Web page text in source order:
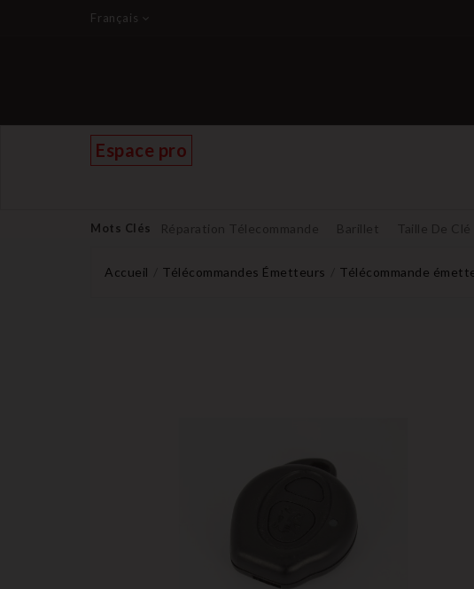
Français
Espace pro
Mots Clés Réparation Télecommande Barillet Taille De Clé
Accueil Télécommandes Émetteurs Télécommande